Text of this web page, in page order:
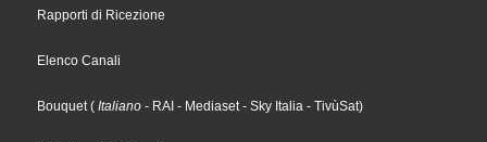
Rapporti di Ricezione
Elenco Canali
Bouquet ( Italiano - RAI - Mediaset - Sky Italia - TivùSat)